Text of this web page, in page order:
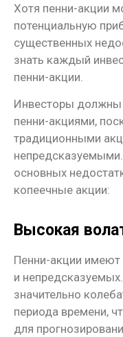
Хотя пенни-акции
потенциальную
существенных
знать каждый
пенни-акции.
Инвесторы должны
пенни-акциями,
традиционными
основных
копеечные акции:
Высокая
Пенни-акции имеют
и
значительно
периода времени,
для